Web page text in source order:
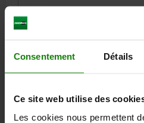
Consentement Détails
Ce site web utilise des
Les cookies nous permettent